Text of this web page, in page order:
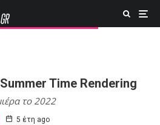
Time Rendering
το 2022
5 έτη ago